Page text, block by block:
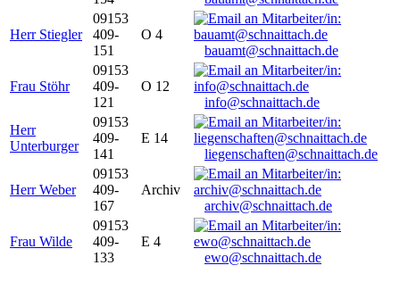
Herr Stiegler
09153
409-
151
O 4
bauamt@schnaittach.de
Frau Stöhr
09153
409-
121
O 12
info@schnaittach.de
Herr
Unterburger
09153
409-
141
E 14
liegenschaften@schnaittach.de
Herr Weber
09153
409-
167
Archiv
archiv@schnaittach.de
Frau Wilde
09153
409-
133
E 4
ewo@schnaittach.de